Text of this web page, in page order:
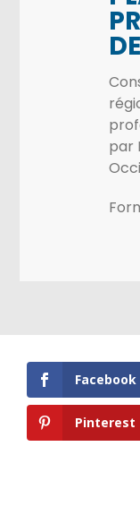
par
Facebook
Pinterest